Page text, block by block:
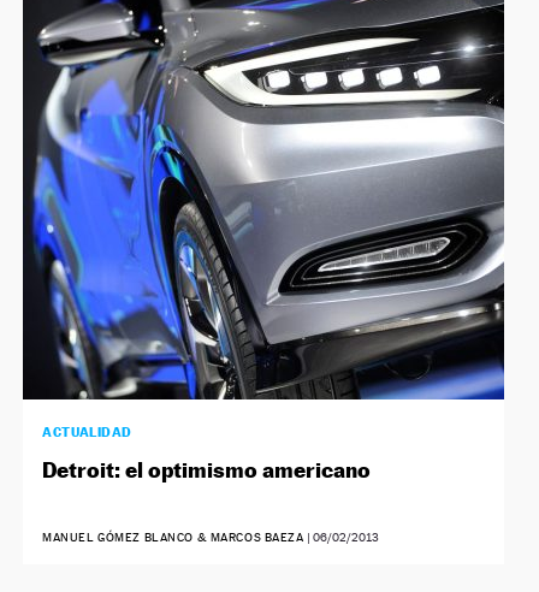
ACTUALIDAD
Detroit: el optimismo americano
MANUEL GÓMEZ BLANCO & MARCOS BAEZA | 06/02/2013